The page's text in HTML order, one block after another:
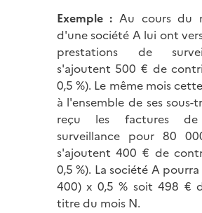
Exemple : Au cours du
d'une société A lui ont
prestations de
s'ajoutent 500 € de
0,5 %). Le même mois
à l'ensemble de ses
reçu les factures
surveillance pour 80
s'ajoutent 400 € de
0,5 %). La société A
400) x 0,5 % soit 498 €
titre du mois N.